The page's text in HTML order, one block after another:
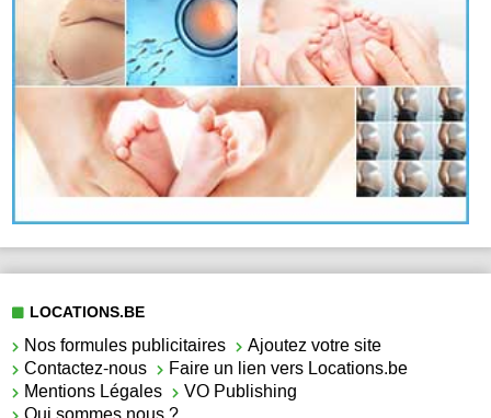
LOCATIONS.BE
Nos formules publicitaires
Ajoutez votre site
Contactez-nous
Faire un lien vers Locations.be
Mentions Légales
VO Publishing